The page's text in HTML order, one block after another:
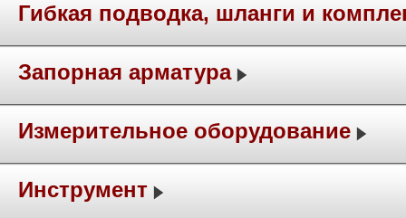
Гибкая подводка, шланги и
Запорная арматура
Измерительное оборудование
Инструмент